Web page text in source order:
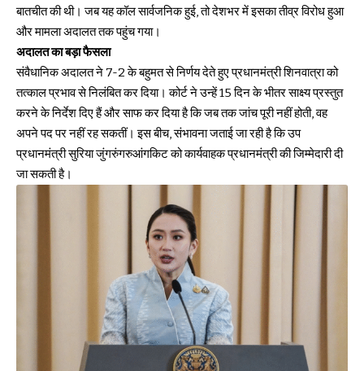
बातचीत की थी। जब यह कॉल सार्वजनिक हुई, तो देशभर में इसका तीव्र विरोध हुआ
और मामला अदालत तक पहुंच गया।
अदालत का बड़ा फैसला
संवैधानिक अदालत ने 7-2 के बहुमत से निर्णय देते हुए प्रधानमंत्री शिनवात्रा को
तत्काल प्रभाव से निलंबित कर दिया। कोर्ट ने उन्हें 15 दिन के भीतर साक्ष्य प्रस्तुत
करने के निर्देश दिए हैं और साफ कर दिया है कि जब तक जांच पूरी नहीं होती, वह
अपने पद पर नहीं रह सकतीं। इस बीच, संभावना जताई जा रही है कि उप
प्रधानमंत्री सुरिया जुंगरुंगरुआंगकिट को कार्यवाहक प्रधानमंत्री की जिम्मेदारी दी
जा सकती है।